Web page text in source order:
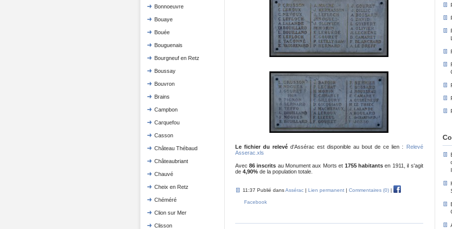
Bonnoeuvre
Bouaye
Bouée
Bouguenais
Bourgneuf en Retz
Boussay
Bouvron
Brains
Campbon
Carquefou
Casson
Château Thébaud
Châteaubriant
Chauvé
Cheix en Retz
Chéméré
Clion sur Mer
Clisson
Le fichier du relevéd'Assérac est disponible au bout de ce lien :
Relevé
Asserac.xls
Avec 86 inscrits au Monument aux Morts et 1755 habitantsen 1911, il s'agit
de 4,90%de la population totale.
11:37 Publié dansAssérac| Lien permanent| Commentaires (0)|
Facebook